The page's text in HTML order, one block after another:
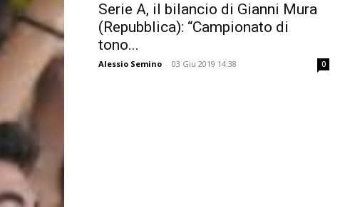
Serie A, il bilancio di Gianni Mura
(Repubblica): “Campionato di
tono...
Alessio Semino - 03 Giu 2019 14:38 0